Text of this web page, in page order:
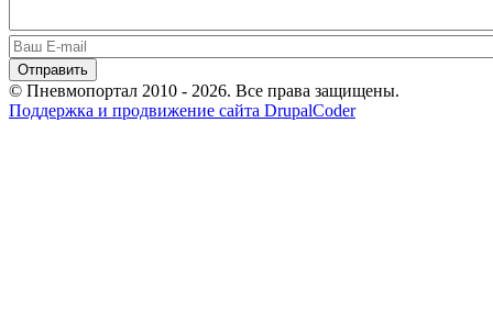
© Пневмопортал 2010 - 2026. Все права защищены.
Поддержка и продвижение сайта DrupalCoder